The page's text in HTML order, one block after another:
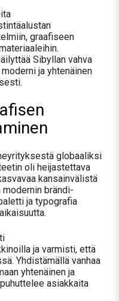
graafiseen
Sibyllan vahva
ja yhtenäinen
.
globaaliksi
oli heijastettava
kansainvälistä
modernin brändi-
ja typografia
.
ja varmisti, että
Yhdistämällä vanhaa
yhtenäinen ja
asiakkaita